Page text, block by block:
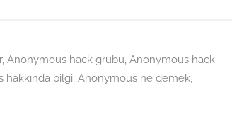
, Anonymous hack grubu, Anonymous hack
hakkında bilgi, Anonymous ne demek,